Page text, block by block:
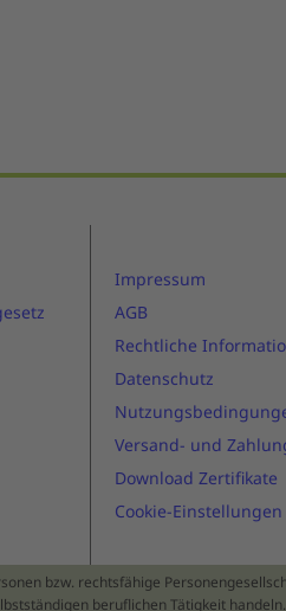
bzw. rechtsfähige
beruflichen Tätigkeit handeln.
Impressum
AGB
Rechtliche
Datenschutz
Versand- und
Download Zertifikate
Cookie-Einstellungen